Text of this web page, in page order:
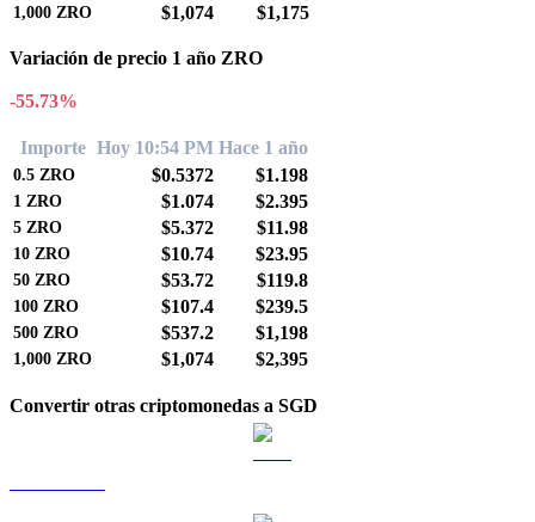
1,000 ZRO $1,074 $1,175
Variación de precio 1 año ZRO
-55.73%
Importe Hoy 10:54 PM Hace 1 año
0.5 ZRO $0.5372 $1.198
1 ZRO $1.074 $2.395
5 ZRO $5.372 $11.98
10 ZRO $10.74 $23.95
50 ZRO $53.72 $119.8
100 ZRO $107.4 $239.5
500 ZRO $537.2 $1,198
1,000 ZRO $1,074 $2,395
Convertir otras criptomonedas a SGD